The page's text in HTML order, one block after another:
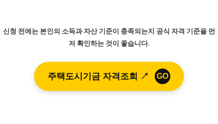
신청 전에는 본인의 소득과 자산 기준이 충족되는지 공식 자격 기준을 먼
저 확인하는 것이 좋습니다.
주택도시기금 자격조회 ↗ GO